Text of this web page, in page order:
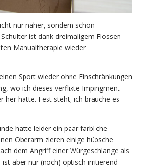
nur näher, sondern schon
ist dank dreimaligem Flossen
Manualtherapie wieder
Sport wieder ohne Einschränkungen
wo ich dieses verflixte Impingment
her hatte. Fest steht, ich brauche es
hatte leider ein paar farbliche
Oberarm zieren einige hübsche
dem Angriff einer Würgeschlange als
ist aber nur (noch) optisch irritierend.